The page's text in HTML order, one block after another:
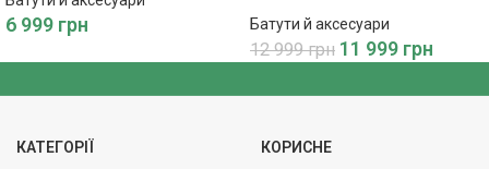
6 999 грн
Розваг
Батути й аксесуари
12 999грн 11 999 грн
КАТЕГОРІЇ КОРИСНЕ